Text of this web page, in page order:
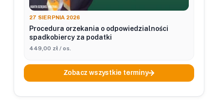
27 SIERPNIA 2026
Procedura orzekania o odpowiedzialności
spadkobiercy za podatki
449,00 zł / os.
Zobacz wszystkie terminy